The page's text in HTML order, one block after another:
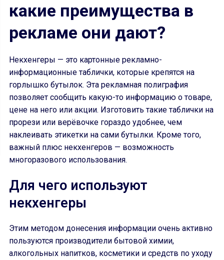
какие преимущества в
рекламе они дают?
Некхенгеры — это картонные рекламно-
информационные таблички, которые крепятся на
горлышко бутылок. Эта рекламная полиграфия
позволяет сообщить какую-то информацию о товаре,
цене на него или акции. Изготовить такие таблички на
прорези или верёвочке гораздо удобнее, чем
наклеивать этикетки на сами бутылки. Кроме того,
важный плюс некхенгеров — возможность
многоразового использования.
Для чего используют
некхенгеры
Этим методом донесения информации очень активно
пользуются производители бытовой химии,
алкогольных напитков, косметики и средств по уходу